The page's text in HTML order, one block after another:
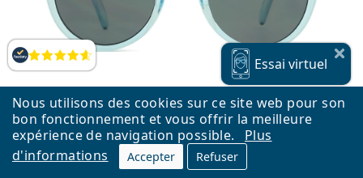
Nous utilisons des cookies sur ce site web pour son
bon fonctionnement et vous offrir la meilleure
expérience de navigation possible.
Plus
d'informations
Accepter Refuser
Évaluation Essai virtuel